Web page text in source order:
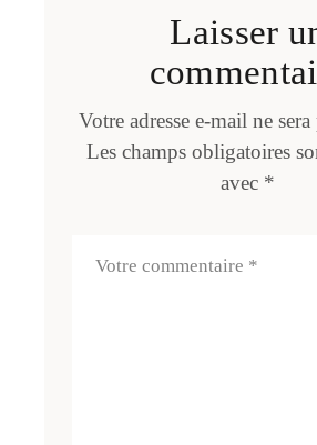
Laisser
Votre adresse e-mail ne
Les champs obligatoires
avec *